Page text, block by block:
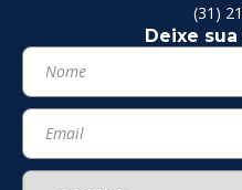
(31)
Deixe